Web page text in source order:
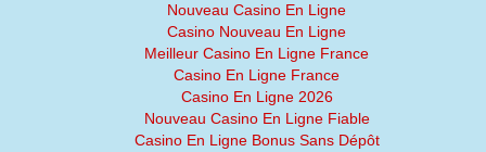
Nouveau Casino En Ligne
Casino Nouveau En Ligne
Meilleur Casino En Ligne France
Casino En Ligne France
Casino En Ligne 2026
Nouveau Casino En Ligne Fiable
Casino En Ligne Bonus Sans Dépôt